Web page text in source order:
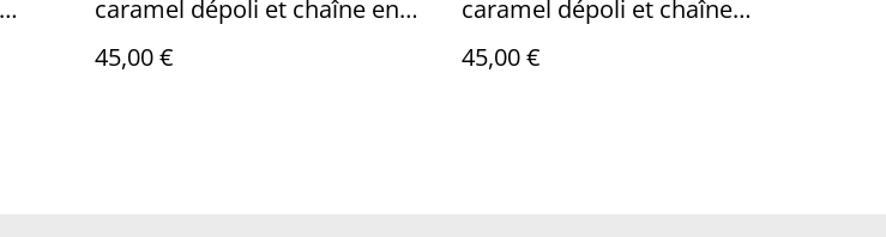
caramel dépoli et chaîne en
45,00 €
caramel dépoli et chaîne
45,00 €